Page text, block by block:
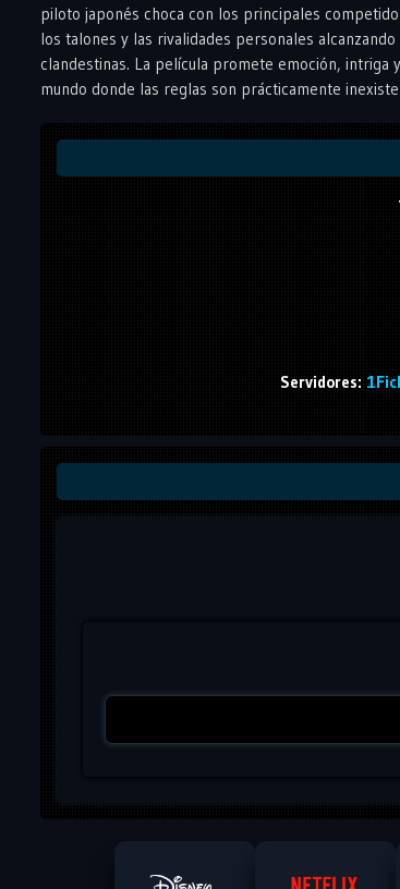
piloto japonés choca con los principales
los talones y las rivalidades personales
clandestinas. La película promete emoción, intriga
mundo donde las reglas son prácticamente
Servidores: